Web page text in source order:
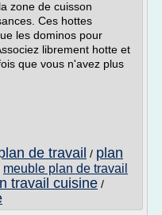
zone de cuisson
Ces hottes
les dominos pour
librement hotte et
que vous n'avez plus
de travail / plan
meuble plan de travail
travail cuisine /